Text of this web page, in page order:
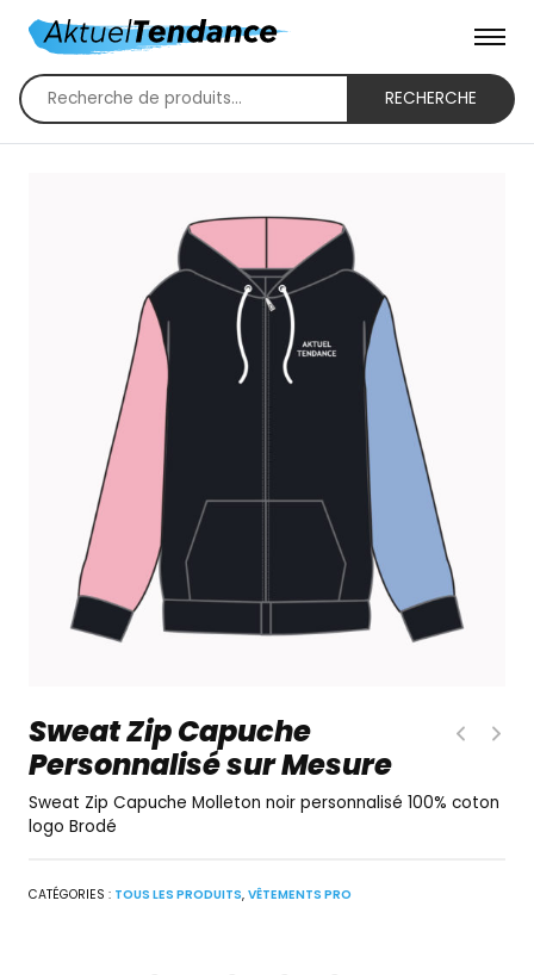
Recherche
RECHERCHE
Sweat Zip Capuche
Personnalisé sur Mesure
Sweat Zip Capuche Molleton noir personnalisé 100% coton
logo Brodé
CATÉGORIES : TOUS LES PRODUITS, VÊTEMENTS PRO